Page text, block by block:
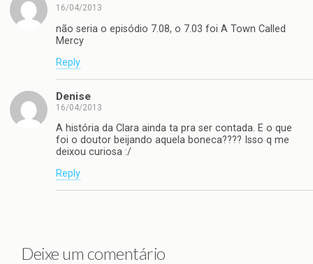
16/04/2013
não seria o episódio 7.08, o 7.03 foi A Town Called
Mercy
Reply
Denise
16/04/2013
A história da Clara ainda ta pra ser contada. E o que
foi o doutor beijando aquela boneca???? Isso q me
deixou curiosa :/
Reply
Deixe um comentário